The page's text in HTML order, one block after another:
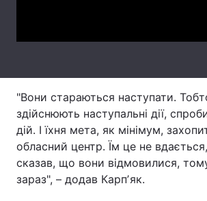
Тема оформлення
"Вони стараються наступати.
здійснюють наступальні дії,
дій. І їхня мета, як мінімум,
обласний центр. Їм це не
сказав, що вони відмовилися,
зараз", – додав Карпʼяк.